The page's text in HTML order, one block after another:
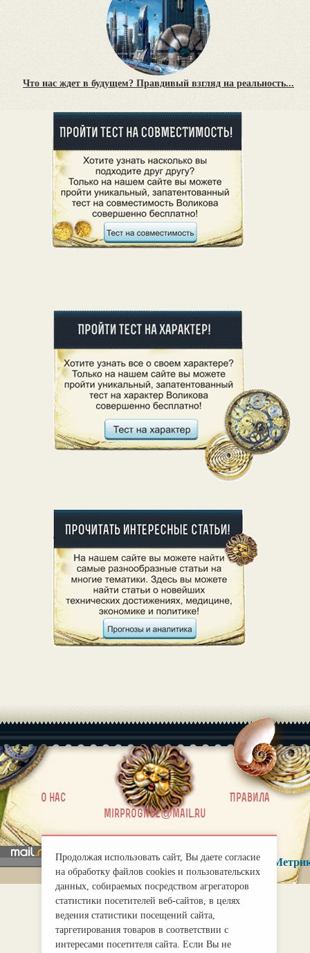
Что нас ждет в будущем? Правдивый взгляд на реальность...
О нас |
Правила
mirprognoz@mail.ru
Продолжая использовать сайт, Вы даете согласие
на обработку файлов cookies и пользовательских
данных, собираемых посредством агрегаторов
статистики посетителей веб-сайтов, в целях
ведения статистики посещений сайта,
таргетирования товаров в соответствии с
интересами посетителя сайта. Если Вы не